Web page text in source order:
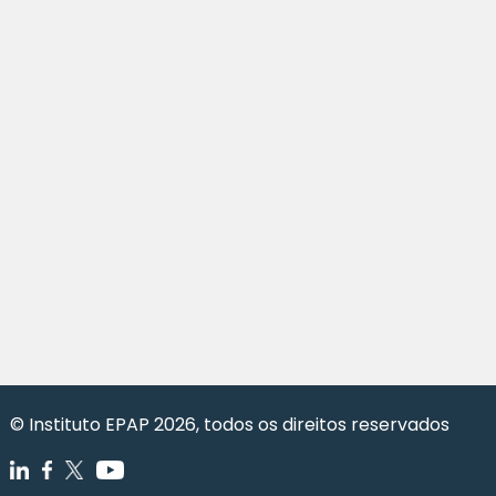
© Instituto EPAP 2026, todos os direitos reservados